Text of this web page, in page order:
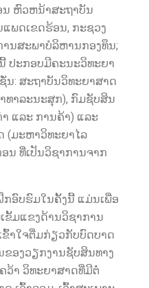
ຫົວຫນ້າສະຖາບັນ
ພດເຂດຮ້ອນ, ກະຊວງ
ນສະພາບໍລິຫານກອງທຶນ;
ປະກອບມີຄະນະວິທະຍາ
ນ: ສະຖາບັນວິທະຍາສາດ
ທາລະນະສຸກ), ກົມຊັບສິນ
ແລະ ການຄ້າ) ແລະ
(ມະຫາວິທະຍາໄລ
ນ ທີ່ເປັນວິຊາການຈາກ
ບຮົມໃນຄັ້ງນີ້ ແມ່ນເພື່ອ
ຂັ້ມແຂງດ້ານວິຊາການ
ຂົ້າໃຈຕື່ມກ່ຽວກັບບົດບາດ
ອງວຽກງານຊັບສິນທາງ
ວ້າ ວິທະຍາສາດທີ່ມີຕໍ່